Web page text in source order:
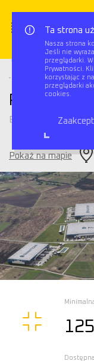
Ta strona
Nasza strona
Jeśli nie
przeglądarki.
Prywatności.
korzystając z
przeglądarki
cookies.
Triflow
Panattoni
Bochnia
Pokaż na mapie